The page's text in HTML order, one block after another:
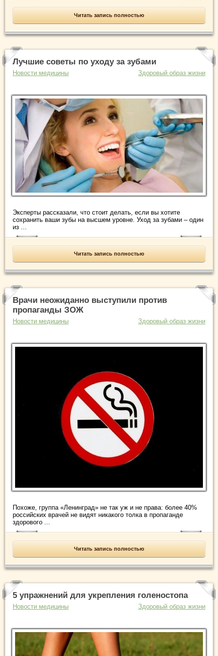
Читать запись полностью
Лучшие советы по уходу за зубами
Новости медицины Здоровый образ жизни
Эксперты рассказали, что стоит делать, если вы хотите
сохранить ваши зубы на высшем уровне. Уход за зубами – один
из ...
Читать запись полностью
Врачи неожиданно выступили против
пропаганды ЗОЖ
Новости медицины Здоровый образ жизни
Похоже, группа «Ленинград» не так уж и не права: более 40%
российских врачей не видят никакого толка в пропаганде
здорового ...
Читать запись полностью
5 упражнений для укрепления голеностопа
Новости медицины Здоровый образ жизни